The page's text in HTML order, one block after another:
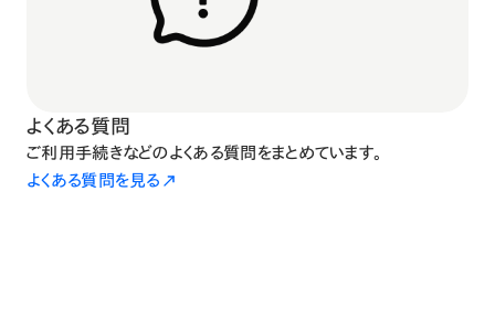
よくある質問
ご利用手続きなどのよくある質問をまとめています。
よくある質問を見る